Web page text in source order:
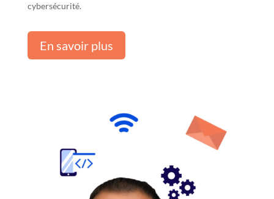
cybersécurité.
En savoir plus